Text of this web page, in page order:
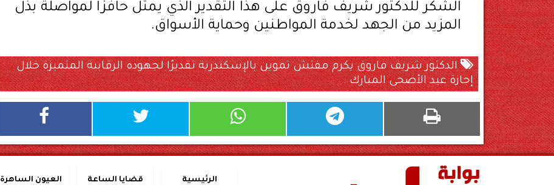
الشكر للدكتور شريف فاروق على هذا التقدير الذي يمثل حافزًا لمواصلة بذل
المزيد من الجهد لخدمة المواطنين وحماية الأسواق.
الدكتور شريف فاروق يكرم مفتش تموين بالإسكندرية تقديرًا لجهوده الرقابية المتميزة خلال
إجازة عيد الأضحى المبارك .
الرئيسية قضايا الساعة العيون الساهرة